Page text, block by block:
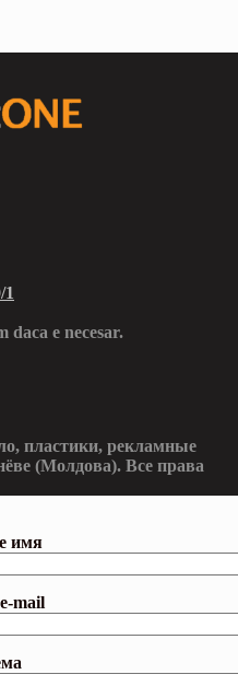
1
daca e necesar.
пластики, рекламные
(Молдова). Все права
имя
mail